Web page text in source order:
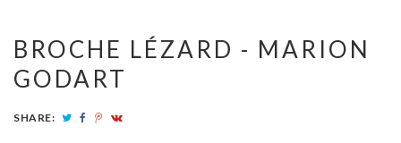
BROCHE LÉZARD - MARION
GODART
SHARE: